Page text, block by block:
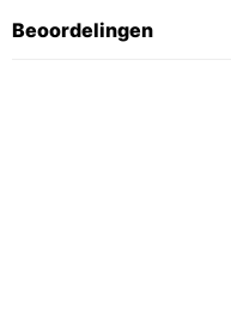
Beoordelingen